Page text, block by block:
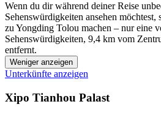
Wenn du dir während deiner Reise
Sehenswürdigkeiten ansehen möchtest,
zu Yongding Tolou machen – nur eine
Sehenswürdigkeiten, 9,4 km vom
entfernt.
Weniger anzeigen
Unterkünfte anzeigen
Xipo Tianhou Palast